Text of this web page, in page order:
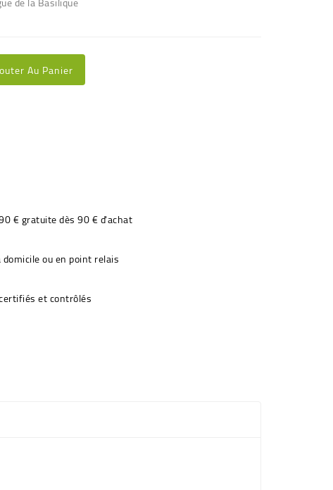
Au Panier
€ gratuite dès 90 € d'achat
ou en point relais
et contrôlés